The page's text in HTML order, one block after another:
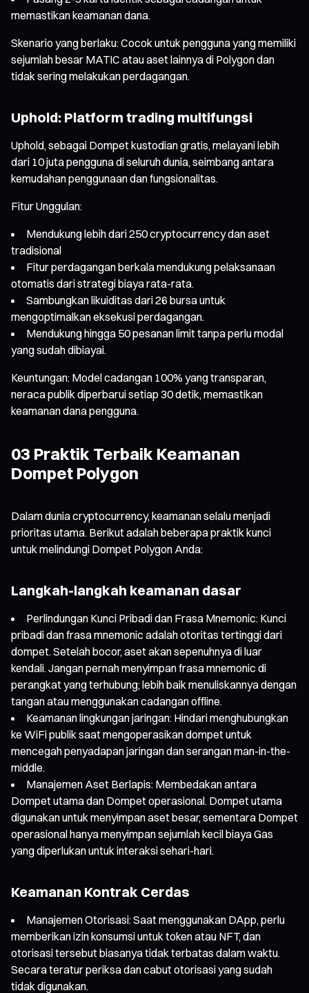
memastikan keamanan dana.
Skenario yang berlaku: Cocok untuk pengguna yang memiliki
sejumlah besar MATIC atau aset lainnya di Polygon dan
tidak sering melakukan perdagangan.
Uphold: Platform trading multifungsi
Uphold, sebagai Dompet kustodian gratis, melayani lebih
dari 10 juta pengguna di seluruh dunia, seimbang antara
kemudahan penggunaan dan fungsionalitas.
Fitur Unggulan:
Mendukung lebih dari 250 cryptocurrency dan aset
tradisional
Fitur perdagangan berkala mendukung pelaksanaan
otomatis dari strategi biaya rata-rata.
Sambungkan likuiditas dari 26 bursa untuk
mengoptimalkan eksekusi perdagangan.
Mendukung hingga 50 pesanan limit tanpa perlu modal
yang sudah dibiayai.
Keuntungan: Model cadangan 100% yang transparan,
neraca publik diperbarui setiap 30 detik, memastikan
keamanan dana pengguna.
03 Praktik Terbaik Keamanan
Dompet Polygon
Dalam dunia cryptocurrency, keamanan selalu menjadi
prioritas utama. Berikut adalah beberapa praktik kunci
untuk melindungi Dompet Polygon Anda:
Langkah-langkah keamanan dasar
Perlindungan Kunci Pribadi dan Frasa Mnemonic: Kunci
pribadi dan frasa mnemonic adalah otoritas tertinggi dari
dompet. Setelah bocor, aset akan sepenuhnya di luar
kendali. Jangan pernah menyimpan frasa mnemonic di
perangkat yang terhubung; lebih baik menuliskannya dengan
tangan atau menggunakan cadangan offline.
Keamanan lingkungan jaringan: Hindari menghubungkan
ke WiFi publik saat mengoperasikan dompet untuk
mencegah penyadapan jaringan dan serangan man-in-the-
middle.
Manajemen Aset Berlapis: Membedakan antara
Dompet utama dan Dompet operasional. Dompet utama
digunakan untuk menyimpan aset besar, sementara Dompet
operasional hanya menyimpan sejumlah kecil biaya Gas
yang diperlukan untuk interaksi sehari-hari.
Keamanan Kontrak Cerdas
Manajemen Otorisasi: Saat menggunakan DApp, perlu
memberikan izin konsumsi untuk token atau NFT, dan
otorisasi tersebut biasanya tidak terbatas dalam waktu.
Secara teratur periksa dan cabut otorisasi yang sudah
tidak digunakan.